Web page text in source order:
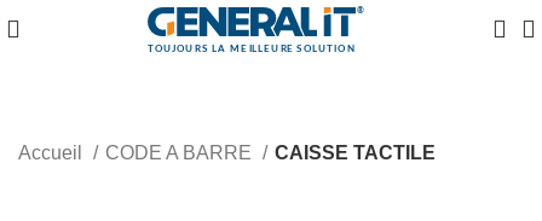
Accueil CODE A BARRE CAISSE TACTILE